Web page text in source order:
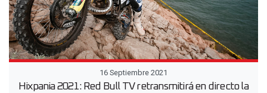
16 Septiembre 2021
Hixpania 2021: Red Bull TV retransmitirá en directo la